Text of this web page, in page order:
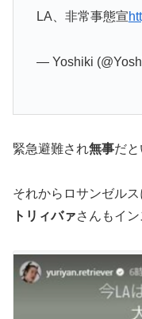
LA、非常事態宣
— Yoshiki
緊急避難され無事だと
それからロサンゼルス
トリィバァさんもイ